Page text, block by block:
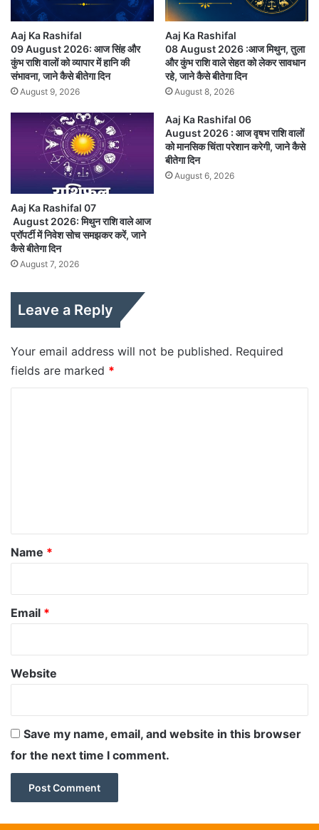
Aaj Ka Rashifal
09 August 2026: आज सिंह और
कुंभ राशि वालों को व्यापार में हानि की
संभावना, जाने कैसे बीतेगा दिन
August 9, 2026
Aaj Ka Rashifal
08 August 2026 :आज मिथुन, तुला
और कुंभ राशि वाले सेहत को लेकर सावधान
रहे, जाने कैसे बीतेगा दिन
August 8, 2026
Aaj Ka Rashifal 07
August 2026: मिथुन राशि वाले आज
प्रॉपर्टी में निवेश सोच समझकर करें, जाने
कैसे बीतेगा दिन
August 7, 2026
Aaj Ka Rashifal 06
August 2026 : आज वृषभ राशि वालों
को मानसिक चिंता परेशान करेगी, जाने कैसे
बीतेगा दिन
August 6, 2026
Leave a Reply
Your email address will not be published. Required
fields are marked *
*
Name *
Email *
Website
Save my name, email, and website in this browser
for the next time I comment.